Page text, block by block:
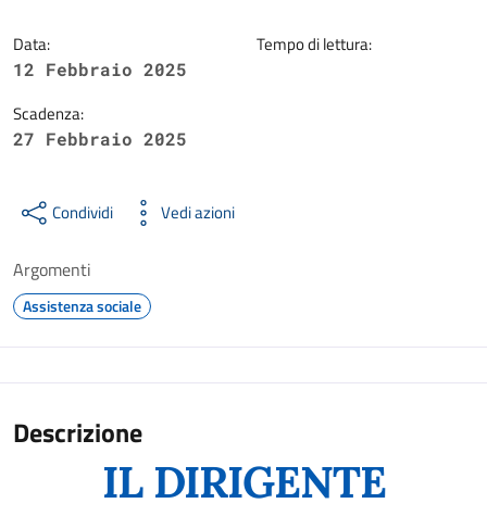
Data:
12 Febbraio 2025
Scadenza:
27 Febbraio 2025
Tempo di lettura:
Condividi Vedi azioni
Argomenti
Assistenza sociale
Descrizione
IL DIRIGENTE